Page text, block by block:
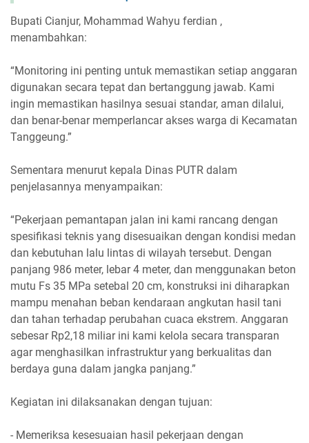
Bupati Cianjur, Mohammad Wahyu ferdian ,
menambahkan:
“Monitoring ini penting untuk memastikan setiap anggaran
digunakan secara tepat dan bertanggung jawab. Kami
ingin memastikan hasilnya sesuai standar, aman dilalui,
dan benar-benar memperlancar akses warga di Kecamatan
Tanggeung.”
Sementara menurut kepala Dinas PUTR dalam
penjelasannya menyampaikan:
“Pekerjaan pemantapan jalan ini kami rancang dengan
spesifikasi teknis yang disesuaikan dengan kondisi medan
dan kebutuhan lalu lintas di wilayah tersebut. Dengan
panjang 986 meter, lebar 4 meter, dan menggunakan beton
mutu Fs 35 MPa setebal 20 cm, konstruksi ini diharapkan
mampu menahan beban kendaraan angkutan hasil tani
dan tahan terhadap perubahan cuaca ekstrem. Anggaran
sebesar Rp2,18 miliar ini kami kelola secara transparan
agar menghasilkan infrastruktur yang berkualitas dan
berdaya guna dalam jangka panjang.”
Kegiatan ini dilaksanakan dengan tujuan:
- Memeriksa kesesuaian hasil pekerjaan dengan